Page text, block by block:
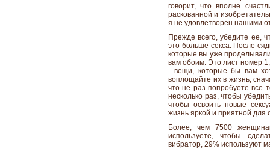
говорит, что вполне
раскованной и
я не удовлетворен нашими
Прежде всего, убедите ее,
это больше секса. После
которые вы уже
вам обоим. Это лист номер
- вещи, которые бы вам
воплощайте их в жизнь,
что не раз попробуете все
несколько раз, чтобы
чтобы освоить новые
жизнь яркой и приятной для
Более, чем 7500
используете, чтобы
вибратор, 29% используют